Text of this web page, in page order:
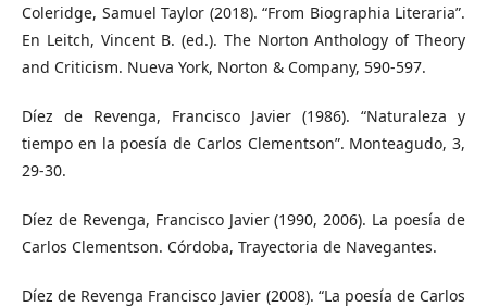
Coleridge, Samuel Taylor (2018). “From Biographia Literaria”.
En Leitch, Vincent B. (ed.). The Norton Anthology of Theory
and Criticism. Nueva York, Norton & Company, 590-597.
Díez de Revenga, Francisco Javier (1986). “Naturaleza y
tiempo en la poesía de Carlos Clementson”. Monteagudo, 3,
29-30.
Díez de Revenga, Francisco Javier (1990, 2006). La poesía de
Carlos Clementson. Córdoba, Trayectoria de Navegantes.
Díez de Revenga Francisco Javier (2008). “La poesía de Carlos